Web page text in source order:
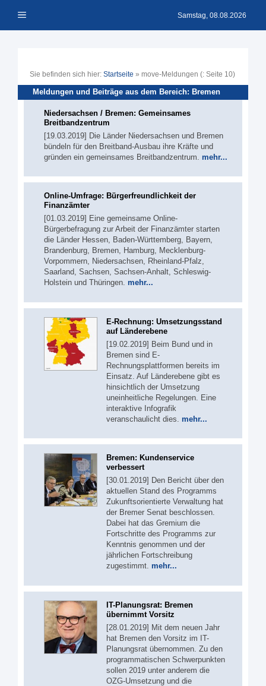
Inhalt Menü Samstag, 08.08.2026
Sie befinden sich hier: Startseite » move-Meldungen (: Seite 10)
Meldungen und Beiträge aus dem Bereich: Bremen
Niedersachsen / Bremen: Gemeinsames
Breitbandzentrum
[19.03.2019] Die Länder Niedersachsen und Bremen
bündeln für den Breitband-Ausbau ihre Kräfte und
gründen ein gemeinsames Breitbandzentrum. mehr...
Online-Umfrage: Bürgerfreundlichkeit der
Finanzämter
[01.03.2019] Eine gemeinsame Online-
Bürgerbefragung zur Arbeit der Finanzämter starten
die Länder Hessen, Baden-Württemberg, Bayern,
Brandenburg, Bremen, Hamburg, Mecklenburg-
Vorpommern, Niedersachsen, Rheinland-Pfalz,
Saarland, Sachsen, Sachsen-Anhalt, Schleswig-
Holstein und Thüringen. mehr...
E-Rechnung: Umsetzungsstand
auf Länderebene
[19.02.2019] Beim Bund und in
Bremen sind E-
Rechnungsplattformen bereits im
Einsatz. Auf Länderebene gibt es
hinsichtlich der Umsetzung
uneinheitliche Regelungen. Eine
interaktive Infografik
veranschaulicht dies. mehr...
Bremen: Kundenservice
verbessert
[30.01.2019] Den Bericht über den
aktuellen Stand des Programms
Zukunftsorientierte Verwaltung hat
der Bremer Senat beschlossen.
Dabei hat das Gremium die
Fortschritte des Programms zur
Kenntnis genommen und der
jährlichen Fortschreibung
zugestimmt. mehr...
IT-Planungsrat: Bremen
übernimmt Vorsitz
[28.01.2019] Mit dem neuen Jahr
hat Bremen den Vorsitz im IT-
Planungsrat übernommen. Zu den
programmatischen Schwerpunkten
sollen 2019 unter anderem die
OZG-Umsetzung und die